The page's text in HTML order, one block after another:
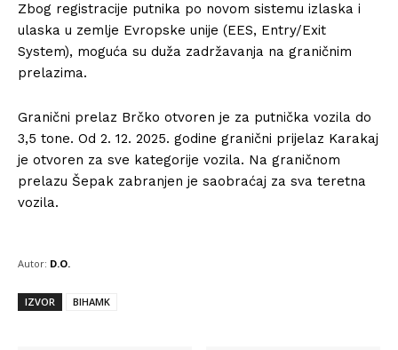
Zbog registracije putnika po novom sistemu izlaska i
ulaska u zemlje Evropske unije (EES, Entry/Exit
System), moguća su duža zadržavanja na graničnim
prelazima.
Granični prelaz Brčko otvoren je za putnička vozila do
3,5 tone. Od 2. 12. 2025. godine granični prijelaz Karakaj
je otvoren za sve kategorije vozila. Na graničnom
prelazu Šepak zabranjen je saobraćaj za sva teretna
vozila.
Autor: D.O.
IZVOR BIHAMK